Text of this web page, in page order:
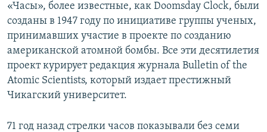
«Часы», более известные, как Doomsday Clock, были
созданы в 1947 году по инициативе группы ученых,
принимавших участие в проекте по созданию
американской атомной бомбы. Все эти десятилетия
проект курирует редакция журнала Bulletin of the
Atomic Scientists, который издает престижный
Чикагский университет.
71 год назад стрелки часов показывали без семи